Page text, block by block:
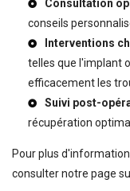
Consultation
conseils
Interventions
telles que l'implant
efficacement les
Suivi post-
récupération
Pour plus
consulter notre page